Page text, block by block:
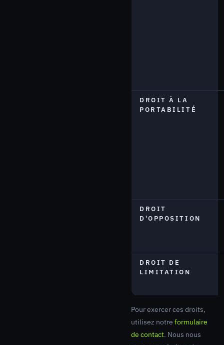
DROIT À LA
PORTABILITÉ
DROIT
D'OPPOSITION
DROIT DE
LIMITATION
Pour exercer ces droits,
utilisez notre formulaire
de contact. Nous nous